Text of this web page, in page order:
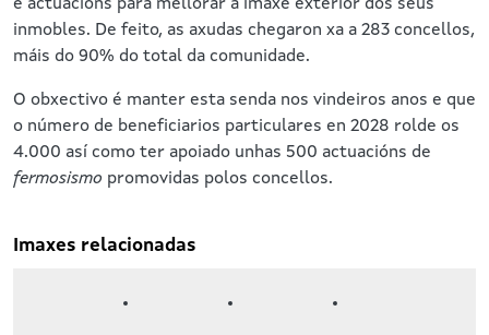
e actuacións para mellorar a imaxe exterior dos seus
inmobles. De feito, as axudas chegaron xa a 283 concellos,
máis do 90% do total da comunidade.
O obxectivo é manter esta senda nos vindeiros anos e que
o número de beneficiarios particulares en 2028 rolde os
4.000 así como ter apoiado unhas 500 actuacións de
fermosismo promovidas polos concellos.
Imaxes relacionadas